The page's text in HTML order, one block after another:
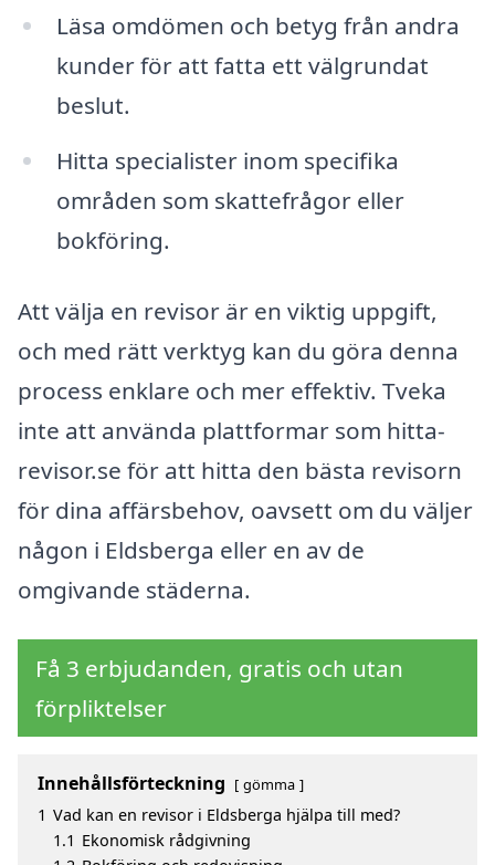
Läsa omdömen och betyg från andra
kunder för att fatta ett välgrundat
beslut.
Hitta specialister inom specifika
områden som skattefrågor eller
bokföring.
Att välja en revisor är en viktig uppgift,
och med rätt verktyg kan du göra denna
process enklare och mer effektiv. Tveka
inte att använda plattformar som hitta-
revisor.se för att hitta den bästa revisorn
för dina affärsbehov, oavsett om du väljer
någon i Eldsberga eller en av de
omgivande städerna.
Få 3 erbjudanden, gratis och utan
förpliktelser
Innehållsförteckning gömma
1 Vad kan en revisor i Eldsberga hjälpa till med?
1.1 Ekonomisk rådgivning